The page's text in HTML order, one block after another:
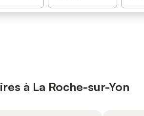
à La Roche-sur-Yon